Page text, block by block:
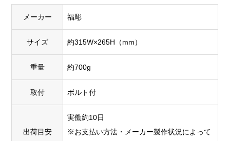
メーカー 福彫
サイズ 約315W×265H（mm）
重量 約700g
取付 ボルト付
出荷目安
実働約10日
※お支払い方法・メーカー製作状況によって